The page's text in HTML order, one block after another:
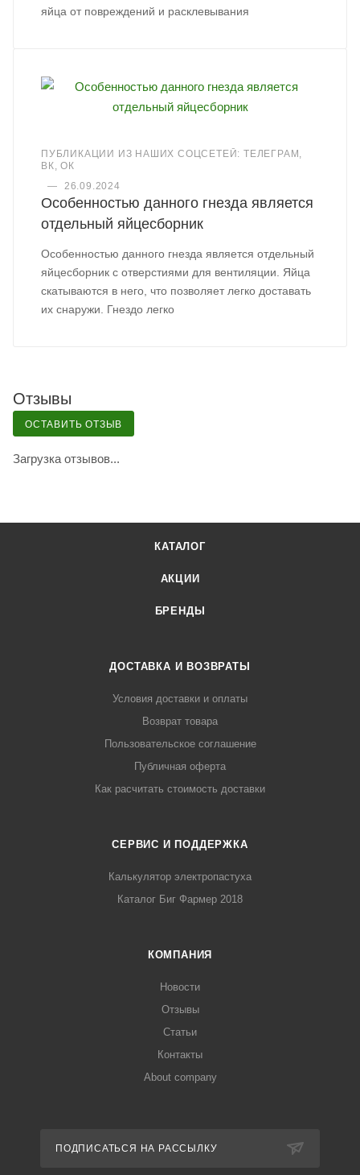
яйца от повреждений и расклевывания
ПУБЛИКАЦИИ ИЗ НАШИХ СОЦСЕТЕЙ: ТЕЛЕГРАМ,
ВК, ОК
—
26.09.2024
Особенностью данного гнезда является
отдельный яйцесборник
Особенностью данного гнезда является отдельный
яйцесборник с отверстиями для вентиляции. Яйца
скатываются в него, что позволяет легко доставать
их снаружи. Гнездо легко
Отзывы
ОСТАВИТЬ ОТЗЫВ
Загрузка отзывов...
КАТАЛОГ
АКЦИИ
БРЕНДЫ
ДОСТАВКА И ВОЗВРАТЫ
Условия доставки и оплаты
Возврат товара
Пользовательское соглашение
Публичная оферта
Как расчитать стоимость доставки
СЕРВИС И ПОДДЕРЖКА
Калькулятор электропастуха
Каталог Биг Фармер 2018
КОМПАНИЯ
Новости
Отзывы
Статьи
Контакты
About company
ПОДПИСАТЬСЯ НА РАССЫЛКУ